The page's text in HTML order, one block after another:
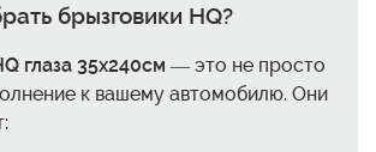
брызговики HQ?
глаза 35x240см — это не просто
к вашему автомобилю. Они